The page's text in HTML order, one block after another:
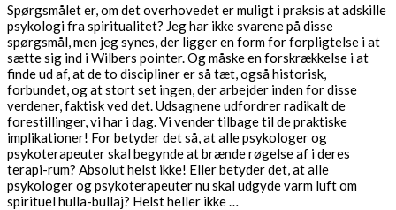
Spørgsmålet er, om det overhovedet er muligt i praksis at adskille
psykologi fra spiritualitet? Jeg har ikke svarene på disse
spørgsmål, men jeg synes, der ligger en form for forpligtelse i at
sætte sig ind i Wilbers pointer. Og måske en forskrækkelse i at
finde ud af, at de to discipliner er så tæt, også historisk,
forbundet, og at stort set ingen, der arbejder inden for disse
verdener, faktisk ved det. Udsagnene udfordrer radikalt de
forestillinger, vi har i dag. Vi vender tilbage til de praktiske
implikationer! For betyder det så, at alle psykologer og
psykoterapeuter skal begynde at brænde røgelse af i deres
terapi-rum? Absolut helst ikke! Eller betyder det, at alle
psykologer og psykoterapeuter nu skal udgyde varm luft om
spirituel hulla-bullaj? Helst heller ikke …